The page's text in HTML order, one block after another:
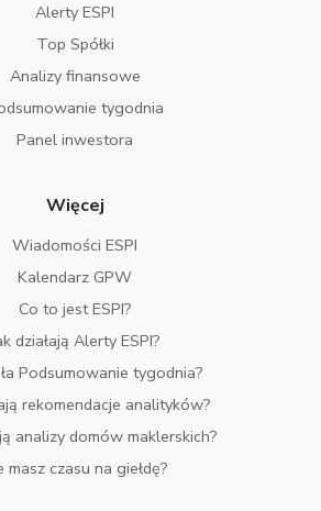
Alerty ESPI
Top Spółki
Analizy finansowe
tygodnia
Panel inwestora
Więcej
Wiadomości ESPI
Kalendarz GPW
Co to jest ESPI?
działają Alerty ESPI?
Podsumowanie tygodnia?
rekomendacje analityków?
analizy domów maklerskich?
masz czasu na giełdę?